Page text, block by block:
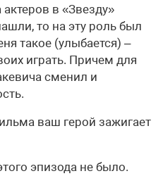
в «Звезду»
то на эту роль был
такое (улыбается) –
играть. Причем для
сменил и
ваш герой зажигает
эпизода не было.